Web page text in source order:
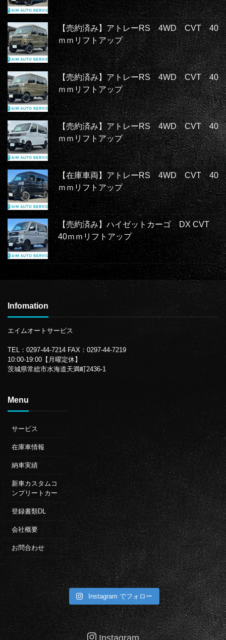
【売約済み】アトレーRS 4WD CVT 40
ｍｍリフトアップ
【売約済み】アトレーRS 4WD CVT 40
ｍｍリフトアップ
【売約済み】アトレーRS 4WD CVT 40
ｍｍリフトアップ
【在庫車両】アトレーRS 4WD CVT 40
ｍｍリフトアップ
【売約済み】ハイゼットカーゴ DX CVT
40ｍｍリフトアップ
Infomation
エイムオートサービス
TEL：0297-44-7214 FAX：0297-44-7219
10:00-19:00【月曜定休】
茨城県常総市水海道天満町2436-1
Menu
サービス
在庫車情報
納車実績
新車カスタムコ
ンプリートカー
登録書類DL
会社概要
お問合わせ
Instagram でフォロー
Instagram